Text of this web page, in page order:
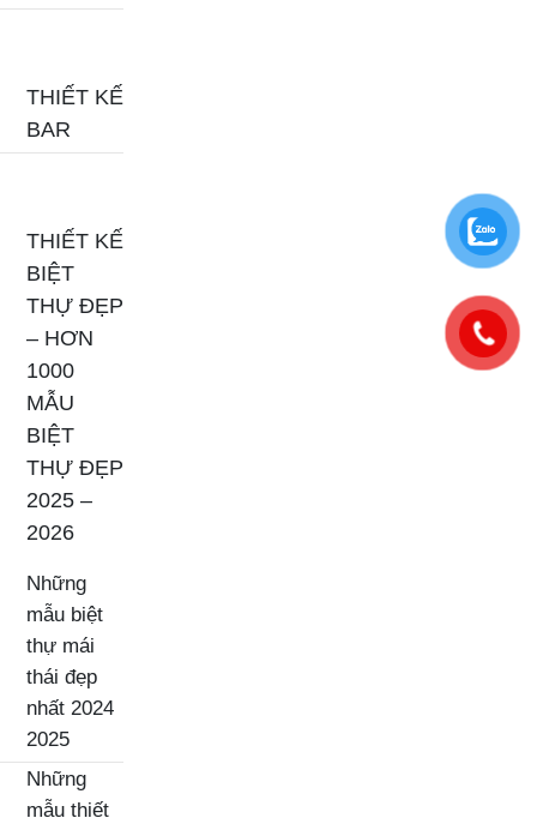
THIẾT KẾ
BAR
THIẾT KẾ
BIỆT
THỰ ĐẸP
– HƠN
1000
MẪU
BIỆT
THỰ ĐẸP
2025 –
2026
Những
mẫu biệt
thự mái
thái đẹp
nhất 2024
2025
Những
mẫu thiết